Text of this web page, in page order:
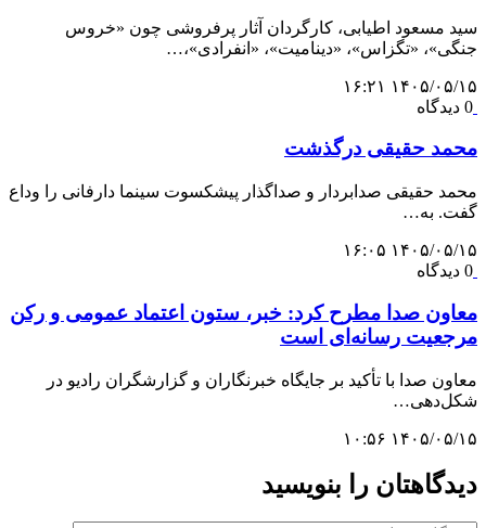
سید مسعود اطیابی، کارگردان آثار پرفروشی چون «خروس
جنگی»، «تگزاس»، «دینامیت»، «انفرادی»،…
۱۴۰۵/۰۵/۱۵ ۱۶:۲۱
0 دیدگاه
محمد حقیقی درگذشت
محمد حقیقی صدابردار و صداگذار پیشکسوت سینما دارفانی را وداع
گفت. به…
۱۴۰۵/۰۵/۱۵ ۱۶:۰۵
0 دیدگاه
معاون صدا مطرح کرد: خبر، ستون اعتماد عمومی و رکن
مرجعیت رسانه‌ای است
معاون صدا با تأکید بر جایگاه خبرنگاران و گزارشگران رادیو در
شکل‌دهی…
۱۴۰۵/۰۵/۱۵ ۱۰:۵۶
دیدگاهتان را بنویسید